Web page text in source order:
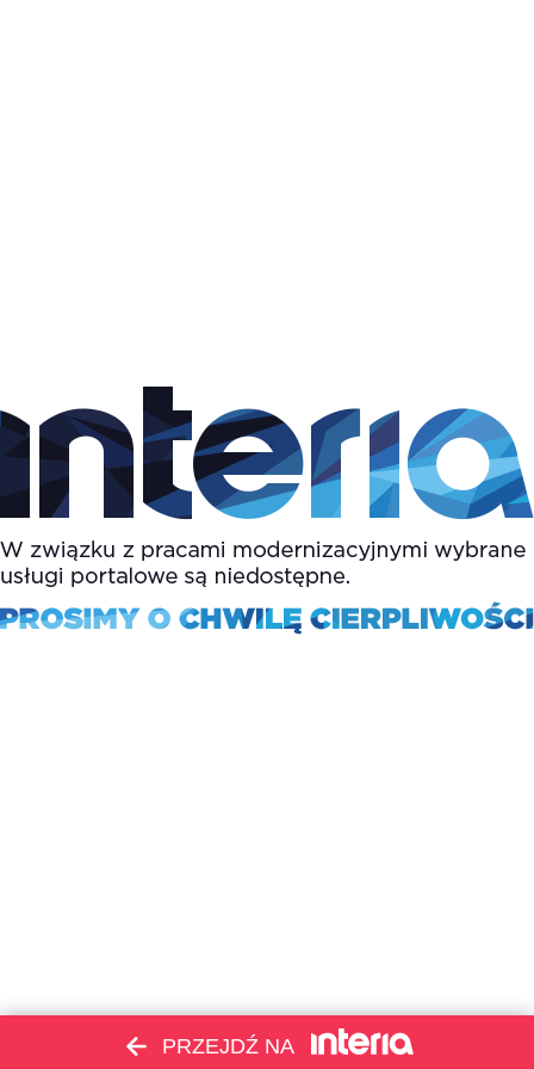
PRZEJDŹ NA